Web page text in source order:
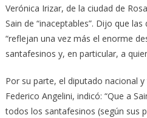
Verónica Irizar, de la ciudad de
Sain de “inaceptables”. Dijo que
“reflejan una vez más el enorme
santafesinos y, en particular, a
Por su parte, el diputado nacional y
Federico Angelini, indicó: “Que a
todos los santafesinos (según sus